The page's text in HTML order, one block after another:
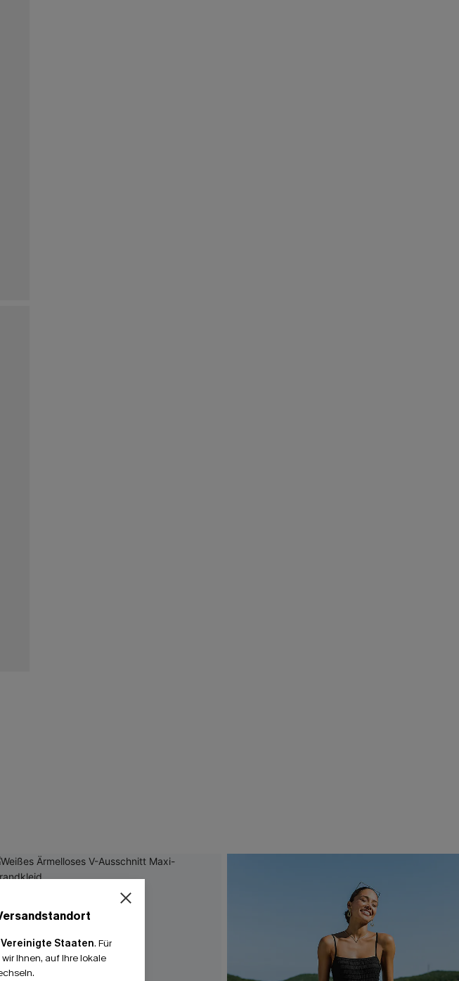
Vereinigte Staaten. Für
Ihnen, auf Ihre lokale